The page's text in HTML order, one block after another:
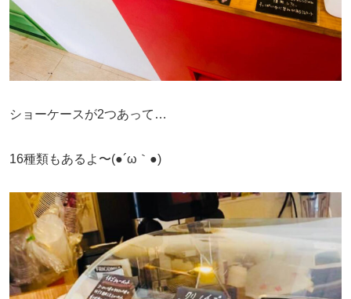
ショーケースが2つあって…
16種類もあるよ〜(●´ω｀●)